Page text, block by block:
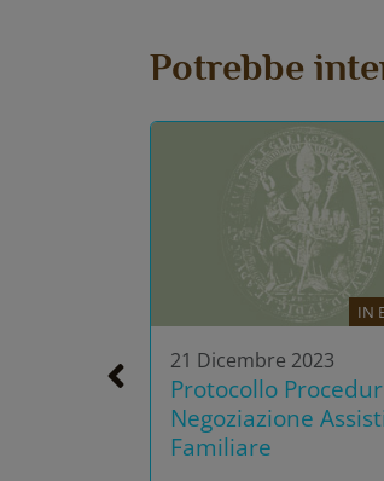
Potrebbe
IN
21 Dicembre 2023
Protocollo
Negoziazione
Familiare